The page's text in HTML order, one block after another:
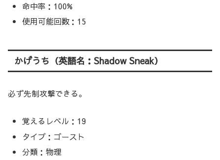
命中率：100%
使用可能回数：15
かげうち（英語名：Shadow Sneak）
必ず先制攻撃できる。
覚えるレベル：19
タイプ：ゴースト
分類：物理